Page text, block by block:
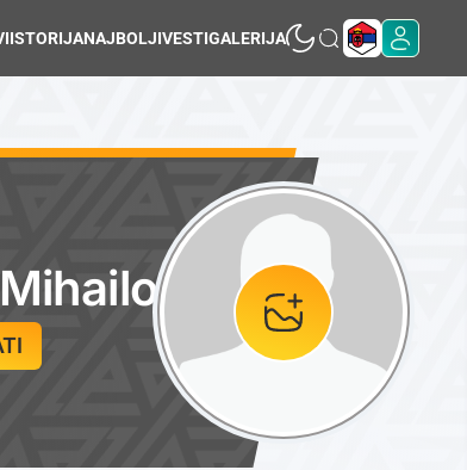
ISTORIJANAJBOLJIVESTIGALERIJA